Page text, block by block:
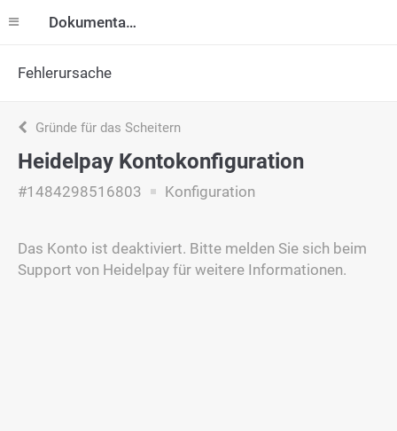
Dokumentation
Fehlerursache
Gründe für das Scheitern
Heidelpay Kontokonfiguration
#1484298516803 Konfiguration
Das Konto ist deaktiviert. Bitte melden Sie sich beim
Support von Heidelpay für weitere Informationen.